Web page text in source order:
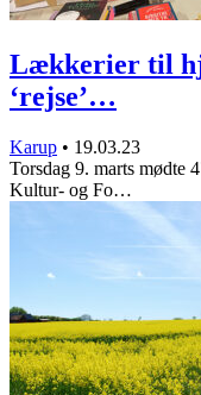
Lækkerier til
‘rejse’…
Karup • 19.03.23
Torsdag 9. marts mødte
Kultur- og Fo…